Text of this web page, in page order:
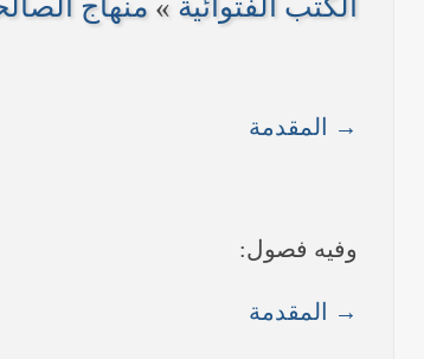
بيان صادر من مكتب سماحة السيد
الكتب الفتوائية » منهاج
→ المقدمة
وفيه فصول:
→ المقدمة